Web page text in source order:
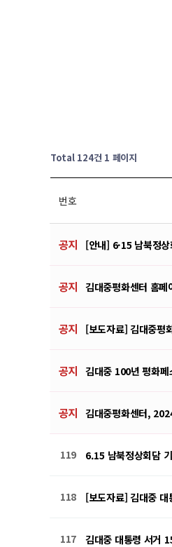
Total 124건1 페이지
번호
공지 [안내] 6·15 남북정
공지 김대중평화센터 홈페
공지 [보도자료] 김대중평
공지 김대중 100년 평화페
공지 김대중평화센터,
119 6.15 남북정상회담
118 [보도자료] 김대중
117 김대중 대통령 서거